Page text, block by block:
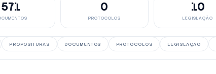
571 0
PROTOCOLOS
10
LEGISLAÇÃO
PROPOSITURAS DOCUMENTOS PROTOCOLOS LEGISLAÇÃO